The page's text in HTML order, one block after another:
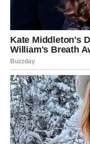
PORODICA I
bez
Porodični i bliski
Neki razgovori mogu
Strelac više ne
više ne prihvata tuđa